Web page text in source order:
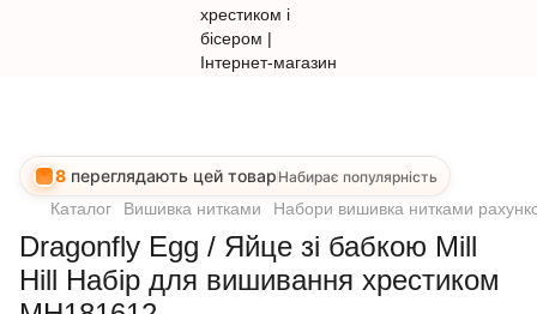
8 переглядають цей товар Набирає популярність
Каталог Вишивка нитками Набори вишивка нитками
Dragonfly Egg / Яйце зі бабкою Mill
Hill Набір для вишивання хрестиком